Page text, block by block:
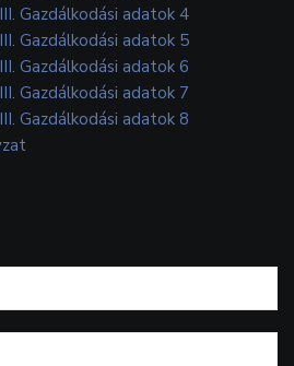
Gazdálkodási adatok 4
Gazdálkodási adatok 5
Gazdálkodási adatok 6
Gazdálkodási adatok 7
Gazdálkodási adatok 8